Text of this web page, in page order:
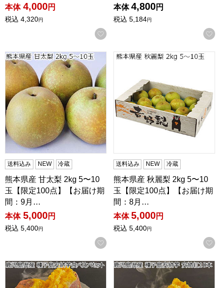
本体 4,000円
税込 4,320円
お気に入りに登録する
本体 4,800円
税込 5,184円
熊本県産 甘太梨 2kg 5〜10玉【限定100点】【お届け期間：
送料込み NEW 冷蔵
熊本県産 甘太梨 2kg 5〜10
玉【限定100点】【お届け期
間：9月…
本体 5,000円
税込 5,400円
お気に入りに登録する
熊本県産 秋麗梨 2kg 5〜10
送料込み NEW 冷蔵
熊本県産 秋麗梨 2kg 5〜10
玉【限定100点】【お届け期
間：8月…
本体 5,000円
税込 5,400円
鹿児島県産 種子島安納芋食べ比べセット 安納紅×5本(1本
鹿児島県産 種子島安納芋 安